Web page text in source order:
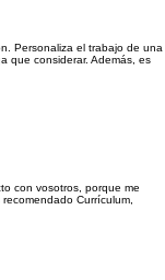
Personaliza el trabajo de una
que considerar. Además, es
con vosotros, porque me
Currículum,